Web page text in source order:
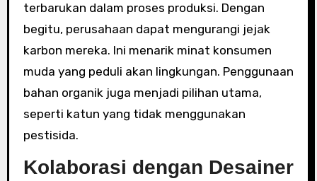
terbarukan dalam proses produksi. Dengan
begitu, perusahaan dapat mengurangi jejak
karbon mereka. Ini menarik minat konsumen
muda yang peduli akan lingkungan. Penggunaan
bahan organik juga menjadi pilihan utama,
seperti katun yang tidak menggunakan
pestisida.
Kolaborasi dengan Desainer